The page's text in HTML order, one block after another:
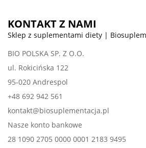
KONTAKT Z NAMI
Sklep z suplementami diety |
BIO POLSKA SP. Z O.O.
ul. Rokicińska 122
95-020 Andrespol
+48 692 942 561
kontakt@biosuplementacja.pl
Nasze konto bankowe
28 1090 2705 0000 0001 2183 9495